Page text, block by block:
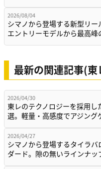
2026/08/04
シマノから登場する新型リー
エントリーモデルから最高
最新の関連記事(
2026/04/30
東レのテクノロジーを採用し
選。軽量・高感度でアジン
2026/04/27
シマノから登場するタイラバ
ダード。隙の無いラインナ